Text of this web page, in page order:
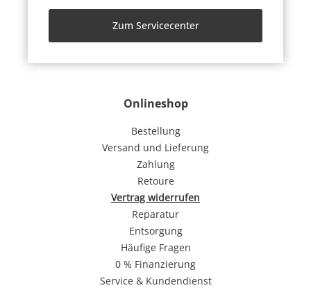
Onlineshop
Bestellung
Versand und Lieferung
Zahlung
Retoure
Vertrag widerrufen
Reparatur
Entsorgung
Häufige Fragen
0 % Finanzierung
Service & Kundendienst
Zum Servicecenter